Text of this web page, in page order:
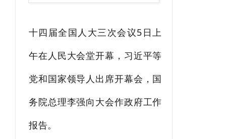
十四届全国人大三次会议5日上
午在人民大会堂开幕，习近平等
党和国家领导人出席开幕会，国
务院总理李强向大会作政府工作
报告。